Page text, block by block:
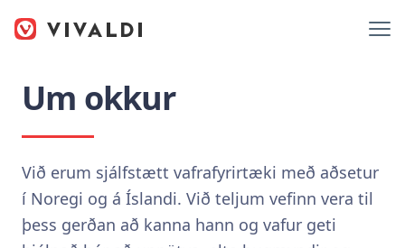
Um okkur
Við erum sjálfstætt vafrafyrirtæki með aðsetur
í Noregi og á Íslandi. Við teljum vefinn vera til
þess gerðan að kanna hann og vafur geti